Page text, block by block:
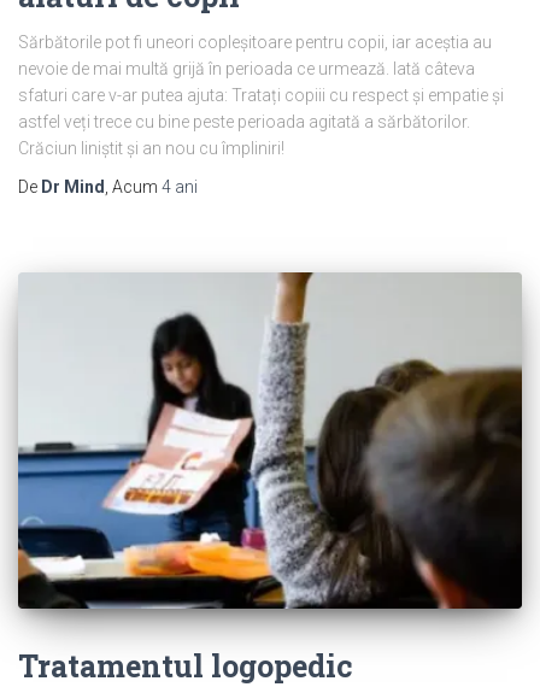
Sărbătorile pot fi uneori copleșitoare pentru copii, iar aceștia au
nevoie de mai multă grijă în perioada ce urmează. Iată câteva
sfaturi care v-ar putea ajuta: Tratați copiii cu respect și empatie și
astfel veți trece cu bine peste perioada agitată a sărbătorilor.
Crăciun liniștit și an nou cu împliniri!
De Dr Mind , Acum 4 ani
Tratamentul logopedic